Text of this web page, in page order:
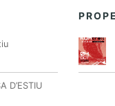
D’ESTIU